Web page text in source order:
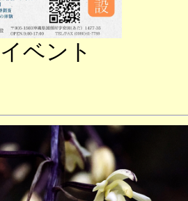
ベント